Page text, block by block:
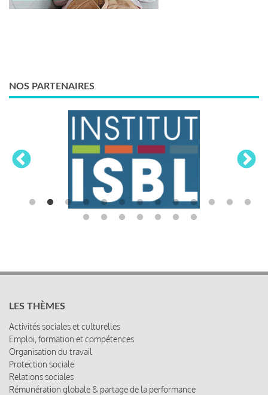
NOS PARTENAIRES
LES THÈMES
Activités sociales et culturelles
Emploi, formation et compétences
Organisation du travail
Protection sociale
Relations sociales
Rémunération globale & partage de la performance